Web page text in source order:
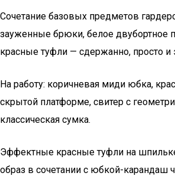
Сочетание базовых предметов
зауженные брюки, белое двубортное
красные туфли — сдержанно, просто и
На работу: коричневая миди юбка,
скрытой платформе, свитер с
классическая сумка.
Эффектные красные туфли на
образ в сочетании с юбкой-карандаш